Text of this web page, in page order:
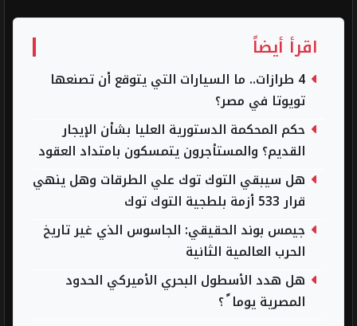
اقرأ أيضاً
4 طرازات.. ما السيارات التي يتوقع أن تصنعها
تويوتا في مصر؟
حكم المحكمة الدستورية العليا بشأن الإيجار
القديم؟ والمستأجرون يتمسكون بامتداد العقود
هل سيبقي التوك توك علي الطرقات وهل ينهي
قرار 533 أزمة بلطجية التوك توك
جيمس بوند الحقيقي: الجاسوس الذي غير تاريخ
الحرب العالمية الثانية
هل هدد الأسطول البحري الأميركي الحدود
المصرية يوما ً ؟